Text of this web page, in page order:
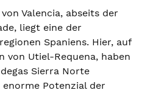
Valencia, abseits der
liegt eine der
Spaniens. Hier, auf
von Utiel-Requena, haben
Sierra Norte
enorme Potenzial der